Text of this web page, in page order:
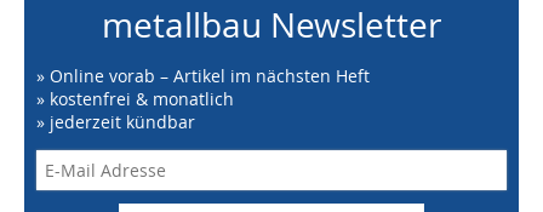
metallbau Newsletter
» Online vorab – Artikel im nächsten Heft
» kostenfrei & monatlich
» jederzeit kündbar